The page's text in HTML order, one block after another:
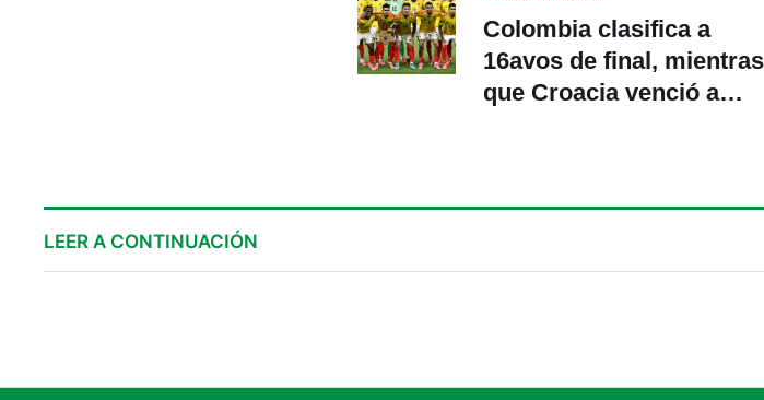
Colombia clasifica a
16avos de final, mientras
que Croacia venció a
LEER A CONTINUACIÓN